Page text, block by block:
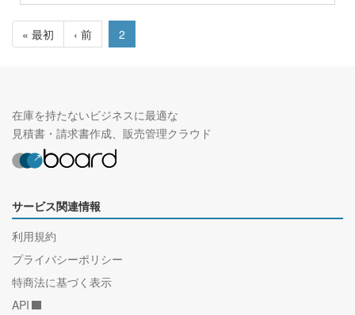
« 最初 ‹ 前 2
在庫を持たないビジネスに最適な
見積書・請求書作成、販売管理クラウド
サービス関連情報
利用規約
プライバシーポリシー
特商法に基づく表示
API